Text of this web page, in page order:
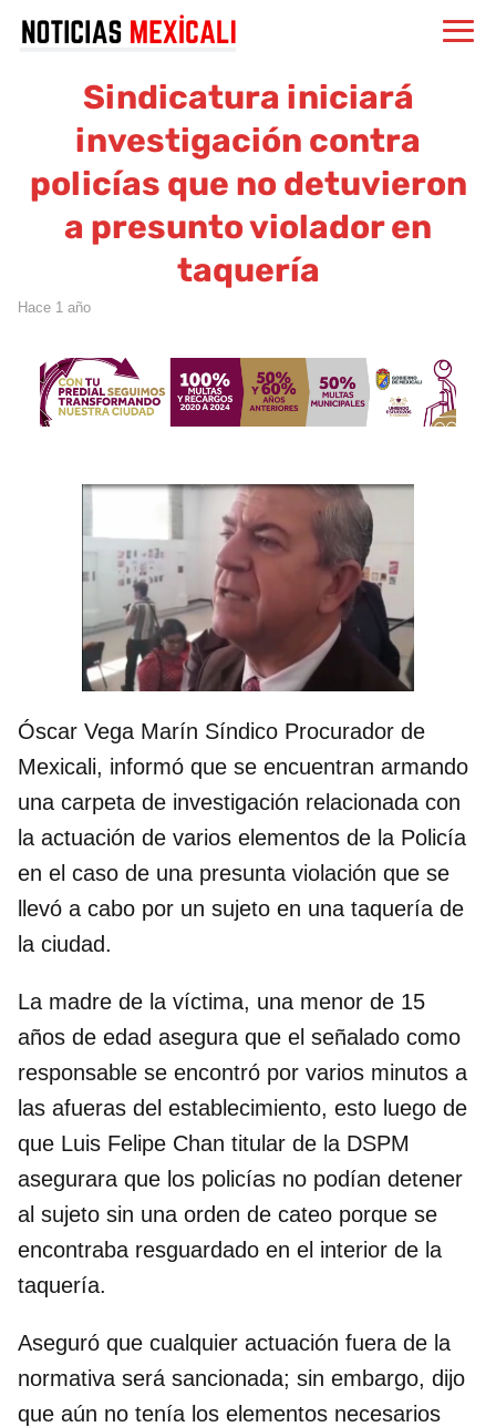
Sindicatura iniciará
investigación contra
policías que no detuvieron
a presunto violador en
taquería
hace 1 año
Óscar Vega Marín Síndico Procurador de
Mexicali, informó que se encuentran armando
una carpeta de investigación relacionada con
la actuación de varios elementos de la Policía
en el caso de una presunta violación que se
llevó a cabo por un sujeto en una taquería de
la ciudad.
La madre de la víctima, una menor de 15
años de edad asegura que el señalado como
responsable se encontró por varios minutos a
las afueras del establecimiento, esto luego de
que Luis Felipe Chan titular de la DSPM
asegurara que los policías no podían detener
al sujeto sin una orden de cateo porque se
encontraba resguardado en el interior de la
taquería.
Aseguró que cualquier actuación fuera de la
normativa será sancionada; sin embargo, dijo
que aún no tenía los elementos necesarios